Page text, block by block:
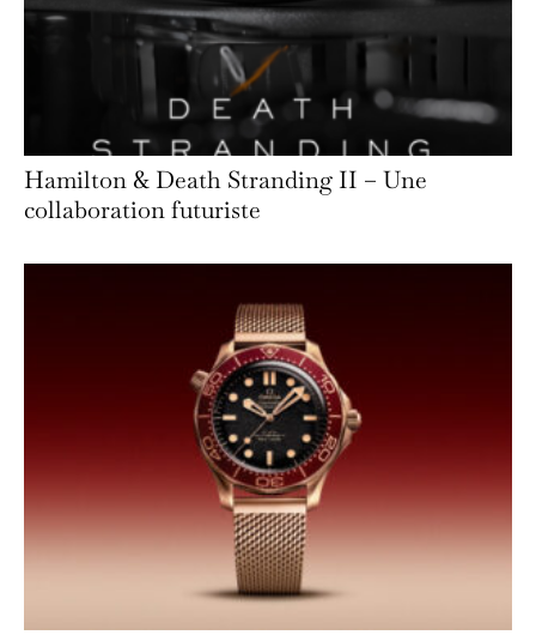
Hamilton & Death Stranding II – Une
collaboration futuriste